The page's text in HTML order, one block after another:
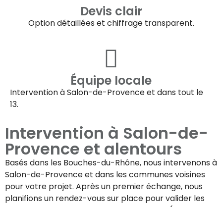
Devis clair
Option détaillées et chiffrage transparent.
Équipe locale
Intervention àSalon-de-Provenceet dans tout le
13.
Intervention à Salon-de-
Provence et alentours
Basés dans les Bouches-du-Rhône, nous intervenons à
Salon-de-Provenceet dans les communes voisines
pour votre projet. Après un premier échange, nous
planifions un rendez-vous sur place pour valider les